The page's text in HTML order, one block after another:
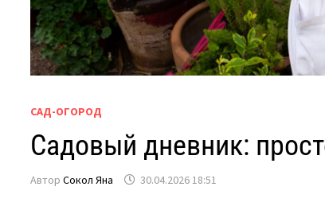
САД-ОГОРОД
Садовый дневник:
АвторСокол Яна 30.04.2026 18:51